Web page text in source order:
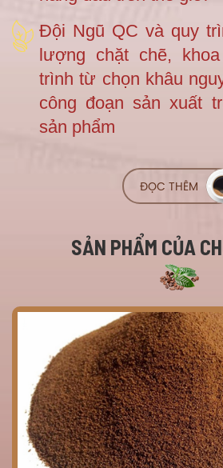
Đội Ngũ QC và quy
lượng chặt chẽ,
trình từ chọn khâu
công đoạn sản xuất
sản phẩm
ĐỌC THÊM
SẢN PHẨM CỦA